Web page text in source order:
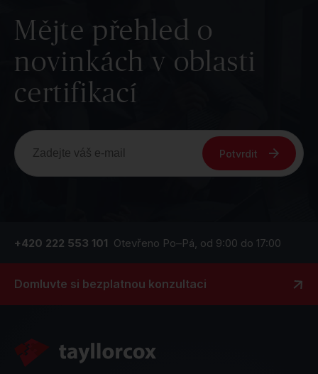
Mějte přehled o
novinkách v oblasti
certifikací
Potvrdit
+420 222 553 101 Otevřeno Po–Pá, od 9:00 do 17:00
Domluvte si bezplatnou konzultaci